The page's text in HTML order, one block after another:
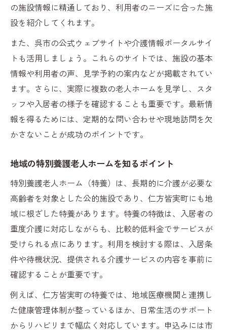
の施設情報に精通しており、利用者のニーズに合った施
設を紹介してくれます。
また、呉市の公式ウェブサイトや介護情報ポータルサイ
トも活用しましょう。これらのサイトでは、施設の基本
情報や利用者の声、見学予約の案内などが掲載されてい
ます。さらに、実際に複数の老人ホームを見学し、スタ
ッフや入居者の様子を確認することも重要です。最新情
報を得るためには、定期的な問い合わせや現地訪問を欠
かさないことが成功のポイントです。
地域の特別養護老人ホームを知るポイント
特別養護老人ホーム（特養）は、長期的に介護が必要な
高齢者を対象とした公的施設であり、仁方皆実町にも地
域に根ざした特養があります。特養の特徴は、入居者の
重度介護に対応しながらも、比較的低料金でサービスが
受けられる点にあります。利用を検討する際は、入居条
件や待機状況、提供される介護サービスの内容を事前に
確認することが重要です。
例えば、仁方皆実町の特養では、地域医療機関と連携し
た健康管理体制が整っているほか、日常生活のサポート
からリハビリまで幅広く対応しています。申込みには市